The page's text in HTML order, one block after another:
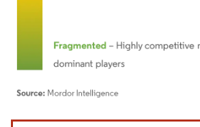
画像 © Mordor Intelligence。再利用にはCC BY 4.0